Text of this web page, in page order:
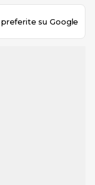
su Google